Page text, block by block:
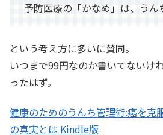
予防医療の「かなめ」は、うん
という考え方に多いに賛同。
いつまで99円なのか書いてないけ
ったはず。
健康のためのうんち管理術:癌を克
の真実とは Kindle版